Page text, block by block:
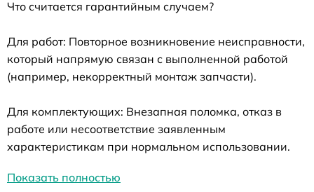
Что считается гарантийным случаем?
Для работ: Повторное возникновение неисправности,
который напрямую связан с выполненной работой
(например, некорректный монтаж запчасти).
Для комплектующих: Внезапная поломка, отказ в
работе или несоответствие заявленным
характеристикам при нормальном использовании.
Показать полностью